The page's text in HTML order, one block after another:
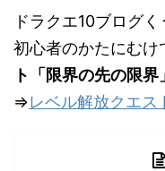
ドラクエ10ブログ
初心者のかたにむけ
ト「限界の先の限界
⇒レベル解放クエス